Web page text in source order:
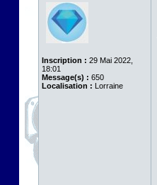
Inscription : 29 Mai 2022,
18:01
Message(s) : 650
Localisation : Lorraine